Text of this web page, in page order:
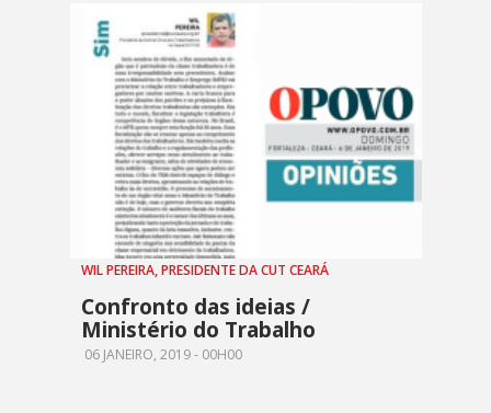
WIL PEREIRA, PRESIDENTE DA CUT CEARÁ
Confronto das ideias /
Ministério do Trabalho
06 JANEIRO, 2019 - 00H00